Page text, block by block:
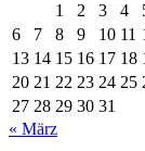
1
2 3 4
6
7 8 9 10 11
13 14 15 16 17 18
20 21 22 23 24 25
27 28 29 30 31
« März